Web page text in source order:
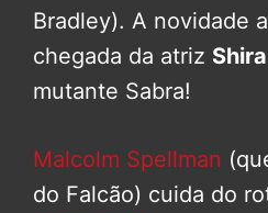
Bradley). A novidade
chegada da atriz
mutante Sabra!
Malcolm Spellman
do Falcão) cuida do